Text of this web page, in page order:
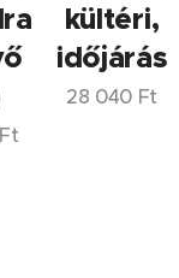
Ft
kültéri,
28 040 Ft